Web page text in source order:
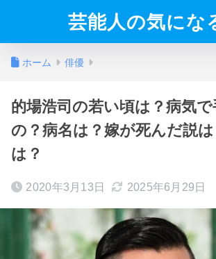
芸能人の気にな
ホーム 俳優
的場浩司の若い頃は？病気で
の？病名は？嫁が死んだ説
は？
2020年3月13日 2025年6月29日